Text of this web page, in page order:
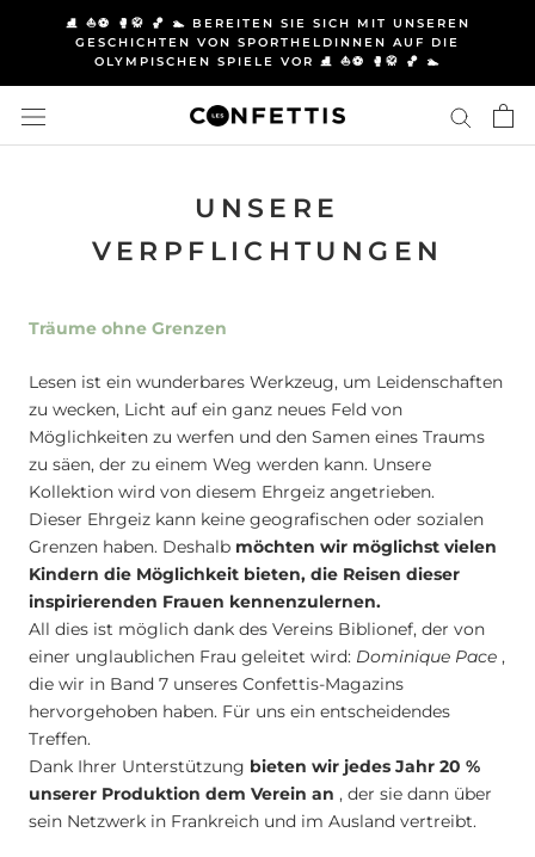
⛸️ ⛵⚽ 🥊🥋 🏀 🏊 BEREITEN SIE SICH MIT UNSEREN
GESCHICHTEN VON SPORTHELDINNEN AUF DIE
OLYMPISCHEN SPIELE VOR ⛸️ ⛵⚽ 🥊🥋 🏀 🏊
UNSERE
VERPFLICHTUNGEN
Träume ohne Grenzen
Lesen ist ein wunderbares Werkzeug, um Leidenschaften
zu wecken, Licht auf ein ganz neues Feld von
Möglichkeiten zu werfen und den Samen eines Traums
zu säen, der zu einem Weg werden kann. Unsere
Kollektion wird von diesem Ehrgeiz angetrieben.
Dieser Ehrgeiz kann keine geografischen oder sozialen
Grenzen haben. Deshalb möchten wir möglichst vielen
Kindern die Möglichkeit bieten, die Reisen dieser
inspirierenden Frauen kennenzulernen.
All dies ist möglich dank des Vereins Biblionef, der von
einer unglaublichen Frau geleitet wird: Dominique Pace ,
die wir in Band 7 unseres Confettis-Magazins
hervorgehoben haben. Für uns ein entscheidendes
Treffen.
Dank Ihrer Unterstützung bieten wir jedes Jahr 20 %
unserer Produktion dem Verein an , der sie dann über
sein Netzwerk in Frankreich und im Ausland vertreibt.